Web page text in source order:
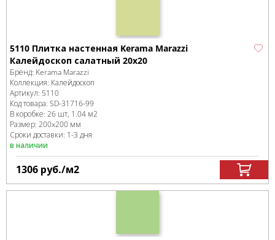
5110 Плитка настенная Kerama Marazzi
Калейдоскоп салатный 20х20
Бренд: Kerama Marazzi
Коллекция: Калейдоскоп
Артикул: 5110
Код товара: SD-31716-99
В коробке: 26 шт, 1.04 м2
Размер: 200x200 мм
Сроки доставки: 1-3 дня
в наличии
1306 руб./м2